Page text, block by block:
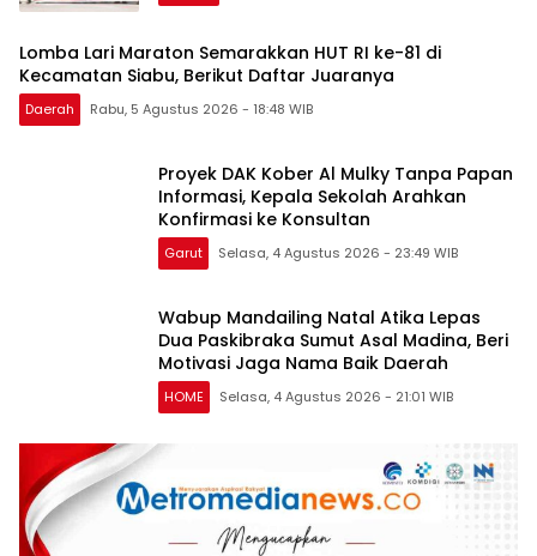
Lomba Lari Maraton Semarakkan HUT RI ke-81 di
Kecamatan Siabu, Berikut Daftar Juaranya
Daerah Rabu, 5 Agustus 2026 - 18:48 WIB
Proyek DAK Kober Al Mulky Tanpa Papan
Informasi, Kepala Sekolah Arahkan
Konfirmasi ke Konsultan
Garut Selasa, 4 Agustus 2026 - 23:49 WIB
Wabup Mandailing Natal Atika Lepas
Dua Paskibraka Sumut Asal Madina, Beri
Motivasi Jaga Nama Baik Daerah
HOME Selasa, 4 Agustus 2026 - 21:01 WIB